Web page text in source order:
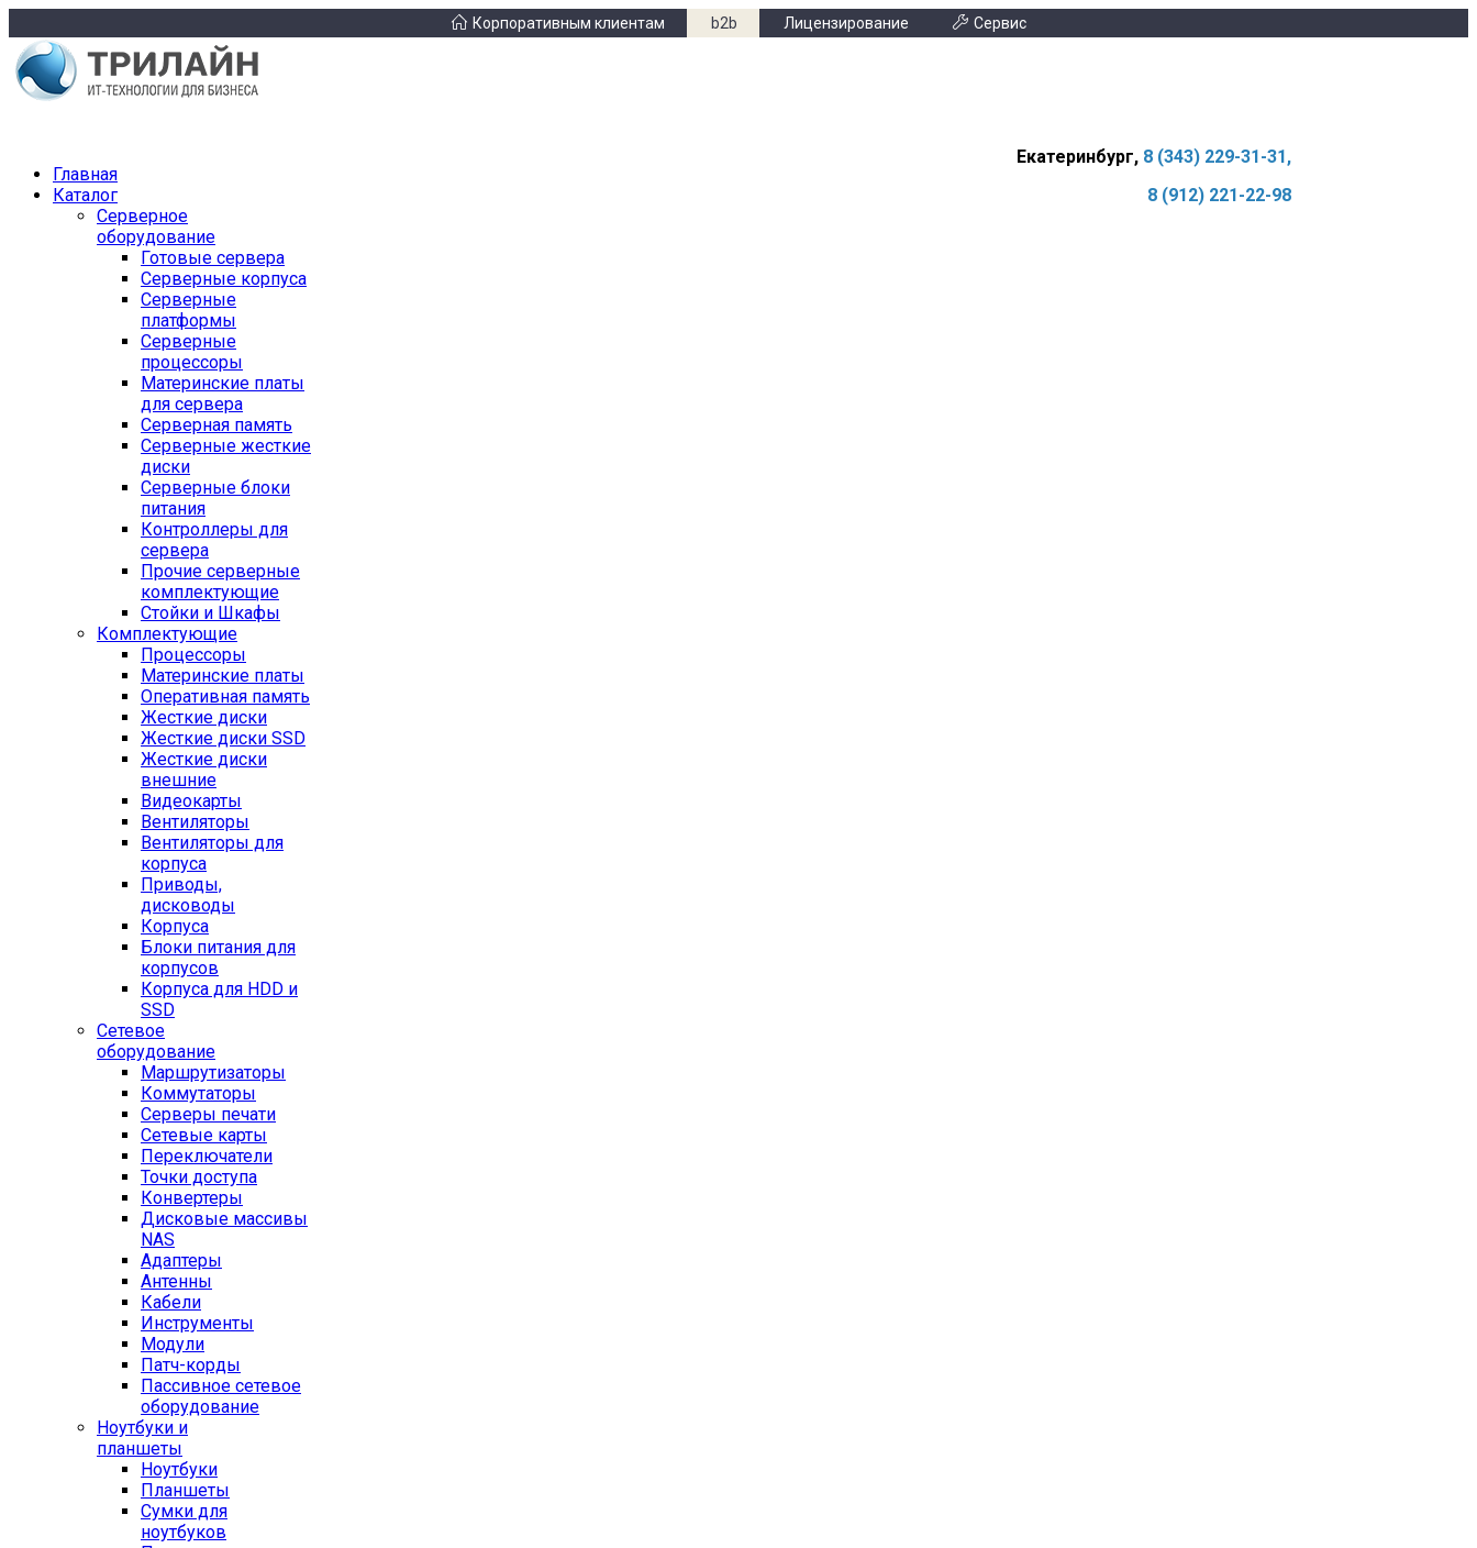
Корпоративным клиентам b2b Лицензирование Сервис
Екатеринбург, 8 (343) 229-31-31,
8 (912) 221-22-98
Главная
Каталог
Серверное
оборудование
Готовые сервера
Серверные корпуса
Серверные
платформы
Серверные
процессоры
Материнские платы
для сервера
Серверная память
Серверные жесткие
диски
Серверные блоки
питания
Контроллеры для
сервера
Прочие серверные
комплектующие
Стойки и Шкафы
Комплектующие
Процессоры
Материнские платы
Оперативная память
Жесткие диски
Жесткие диски SSD
Жесткие диски
внешние
Видеокарты
Вентиляторы
Вентиляторы для
корпуса
Приводы,
дисководы
Корпуса
Блоки питания для
корпусов
Корпуса для HDD и
SSD
Сетевое
оборудование
Маршрутизаторы
Коммутаторы
Серверы печати
Сетевые карты
Переключатели
Точки доступа
Конвертеры
Дисковые массивы
NAS
Адаптеры
Антенны
Кабели
Инструменты
Модули
Патч-корды
Пассивное сетевое
оборудование
Ноутбуки и
планшеты
Ноутбуки
Планшеты
Сумки для
ноутбуков